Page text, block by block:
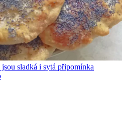
sladká i sytá připomínka